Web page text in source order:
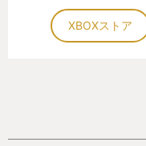
XBOXストア